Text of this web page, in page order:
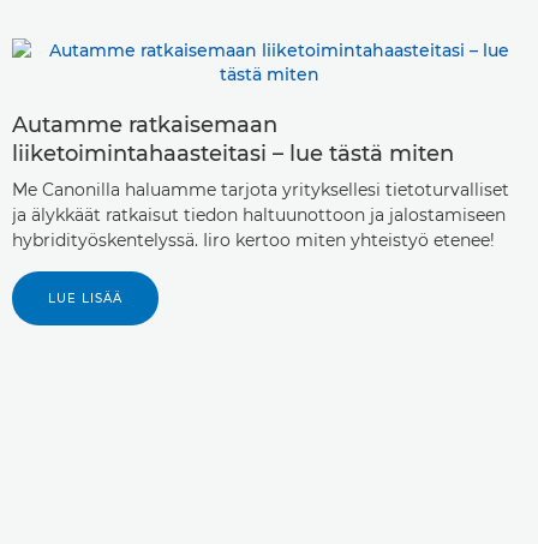
Autamme ratkaisemaan
liiketoimintahaasteitasi – lue tästä miten
Me Canonilla haluamme tarjota yrityksellesi tietoturvalliset
ja älykkäät ratkaisut tiedon haltuunottoon ja jalostamiseen
hybridityöskentelyssä. Iiro kertoo miten yhteistyö etenee!
LUE LISÄÄ